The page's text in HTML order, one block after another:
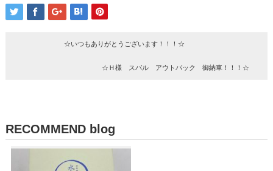
☆いつもありがとうございます！！！☆
☆Ｈ様 スバル アウトバック 御納車！！！☆
RECOMMEND blog